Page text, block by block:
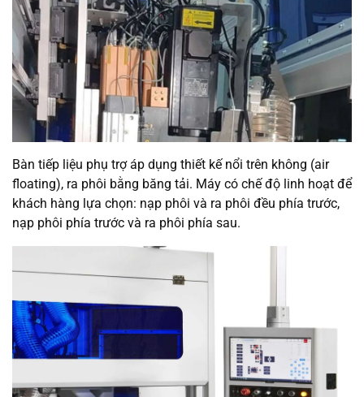
Bàn tiếp liệu phụ trợ áp dụng thiết kế nổi trên không (air
floating), ra phôi bằng băng tải. Máy có chế độ linh hoạt để
khách hàng lựa chọn: nạp phôi và ra phôi đều phía trước,
nạp phôi phía trước và ra phôi phía sau.